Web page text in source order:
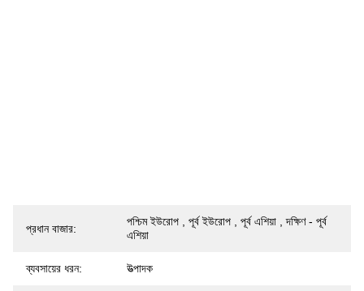
প্রধান বাজার:
পশ্চিম ইউরোপ , পূর্ব ইউরোপ , পূর্ব এশিয়া , দক্ষিণ - পূর্ব
এশিয়া
ব্যবসায়ের ধরন: উত্পাদক